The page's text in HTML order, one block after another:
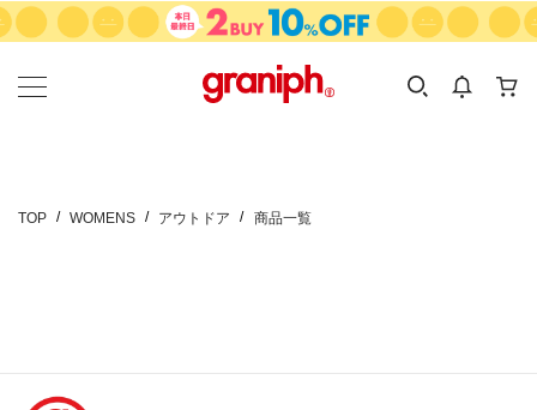
カテゴリーから探す
KIDS
カテゴリ
サイズ
TOP WOMENS アウトドア 商品一覧